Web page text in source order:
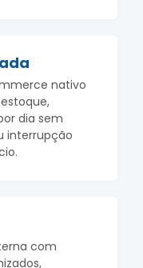
nativo
dia sem
interrupção
com